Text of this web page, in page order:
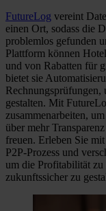
FutureLog vereint
einen Ort, sodass die
problemlos gefunden
Plattform können
und von Rabatten für
bietet sie
gestalten. Mit
zusammenarbeiten,
über mehr
freuen. Erleben Sie
P2P-Prozess und
um die Profitabilität
zukunftssicher zu